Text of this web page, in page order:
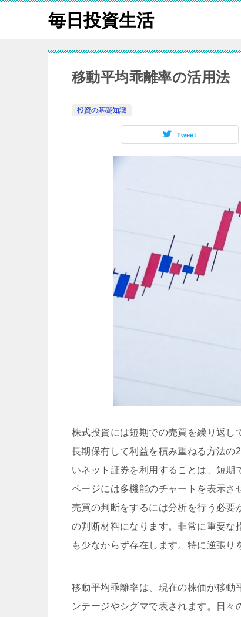
毎日投資生活
移動平均乖離率の活用法
投資の基礎知識
Tweet
株式投資には短期での売買を繰り返し
長期保有して利益を積み重ねる方法の
いネット証券を利用することは、短期
ページには多機能のチャートを表示さ
売買の判断をするには分析を行う必要
の判断材料になります。非常に重要な
も少なからず存在します。特に逆張り
移動平均乖離率は、現在の株価が移動
ンテージやシグマで表されます。日